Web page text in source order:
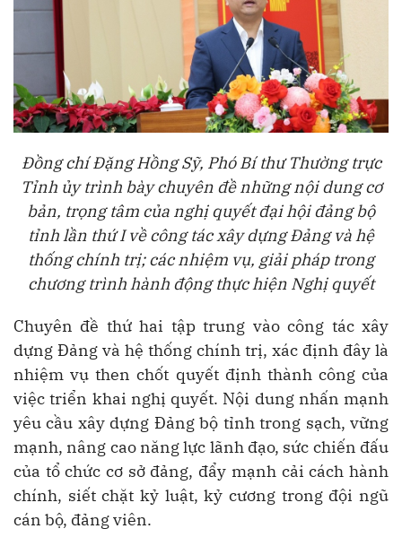
Đồng chí Đặng Hồng Sỹ, Phó Bí thư Thường trực
Tỉnh ủy trình bày chuyên đề những nội dung cơ
bản, trọng tâm của nghị quyết đại hội đảng bộ
tỉnh lần thứ I về công tác xây dựng Đảng và hệ
thống chính trị; các nhiệm vụ, giải pháp trong
chương trình hành động thực hiện Nghị quyết
Chuyên đề thứ hai tập trung vào công tác xây
dựng Đảng và hệ thống chính trị, xác định đây là
nhiệm vụ then chốt quyết định thành công của
việc triển khai nghị quyết. Nội dung nhấn mạnh
yêu cầu xây dựng Đảng bộ tỉnh trong sạch, vững
mạnh, nâng cao năng lực lãnh đạo, sức chiến đấu
của tổ chức cơ sở đảng, đẩy mạnh cải cách hành
chính, siết chặt kỷ luật, kỷ cương trong đội ngũ
cán bộ, đảng viên.